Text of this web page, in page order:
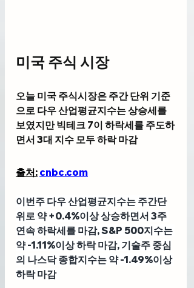
미국 주식 시장
오늘 미국 주식시장은 주간 단위 기준
으로 다우 산업평균지수는 상승세를
보였지만 빅테크 7이 하락세를 주도하
면서 3대 지수 모두 하락 마감
출처: cnbc.com
이번주 다우 산업평균지수는 주간단
위로 약 +0.4%이상 상승하면서 3주
연속 하락세를 마감, S&P 500지수는
약 -1.11%이상 하락 마감, 기술주 중심
의 나스닥 종합지수는 약 -1.49%이상
하락 마감